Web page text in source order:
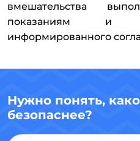
вмешательства
показаниям и с
информированного
Нужно понять,
безопаснее?